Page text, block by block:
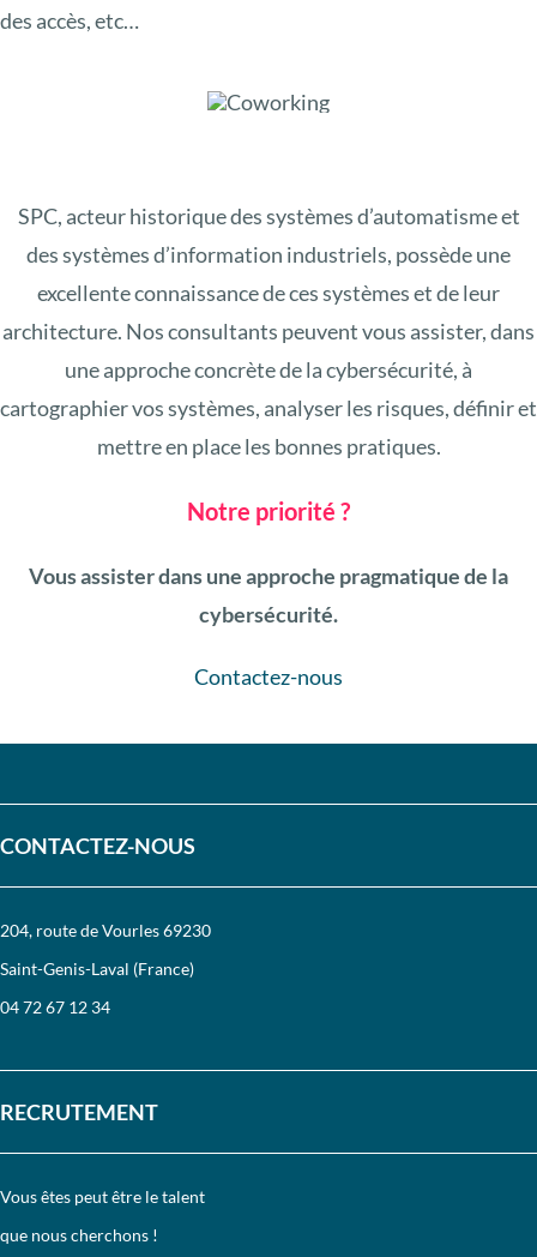
des accès, etc…
SPC, acteur historique des systèmes d’automatisme et
des systèmes d’information industriels, possède une
excellente connaissance de ces systèmes et de leur
architecture. Nos consultants peuvent vous assister, dans
une approche concrète de la cybersécurité, à
cartographier vos systèmes, analyser les risques, définir et
mettre en place les bonnes pratiques.
Notre priorité ?
Vous assister dans une approche pragmatique de la
cybersécurité.
Contactez-nous
CONTACTEZ-NOUS
204, route de Vourles 69230
Saint-Genis-Laval (France)
04 72 67 12 34
RECRUTEMENT
Vous êtes peut être le talent
que nous cherchons !